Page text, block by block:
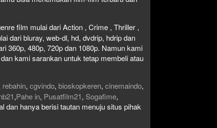
film mulai dari Action , Crime , Thriller ,
dari bluray, web-dl, hd, dvdrip, hdrip dan
360p, 480p, 720p dan 1080p. Namun kami
kami sarankan untuk tetap membeli atau
rebahin, cgvindo, bioskopkeren, cinemaindo,
,Pahe in, Pusatfilm21, Sogafime,
dan hanya berisi tautan menuju situs pihak